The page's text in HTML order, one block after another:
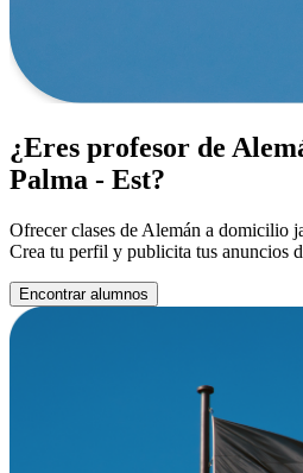
¿Eres profesor de
Palma - Est?
Ofrecer clases de Alemán a domicilio
Crea tu perfil y publicita tus anuncios
Encontrar alumnos